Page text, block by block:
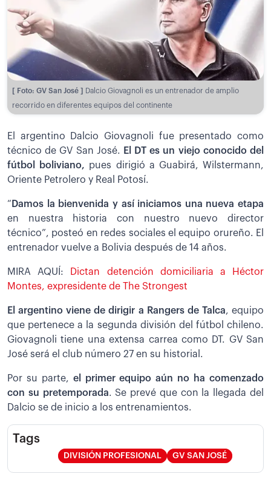
[ Foto: GV San José ]
Dalcio Giovagnoli es un entrenador de amplio
recorrido en diferentes equipos del continente
El argentino Dalcio Giovagnoli fue presentado como
técnico de GV San José.
El DT es un viejo conocido del
fútbol boliviano, pues dirigió a Guabirá, Wilstermann,
Oriente Petrolero y Real Potosí.
“ Damos la bienvenida y así iniciamos una nueva etapa
en nuestra historia con nuestro nuevo director
técnico”, posteó en redes sociales el equipo orureño. El
entrenador vuelve a Bolivia después de 14 años.
MIRA AQUÍ:
Dictan detención domiciliaria a Héctor
Montes, expresidente de The Strongest
El argentino viene de dirigir a Rangers de Talca, equipo
que pertenece a la segunda división del fútbol chileno.
Giovagnoli tiene una extensa carrea como DT. GV San
José será el club número 27 en su historial.
Por su parte, el primer equipo aún no ha comenzado
con su pretemporada. Se prevé que con la llegada del
Dalcio se de inicio a los entrenamientos.
Tags
DIVISIÓN PROFESIONAL GV SAN JOSÉ